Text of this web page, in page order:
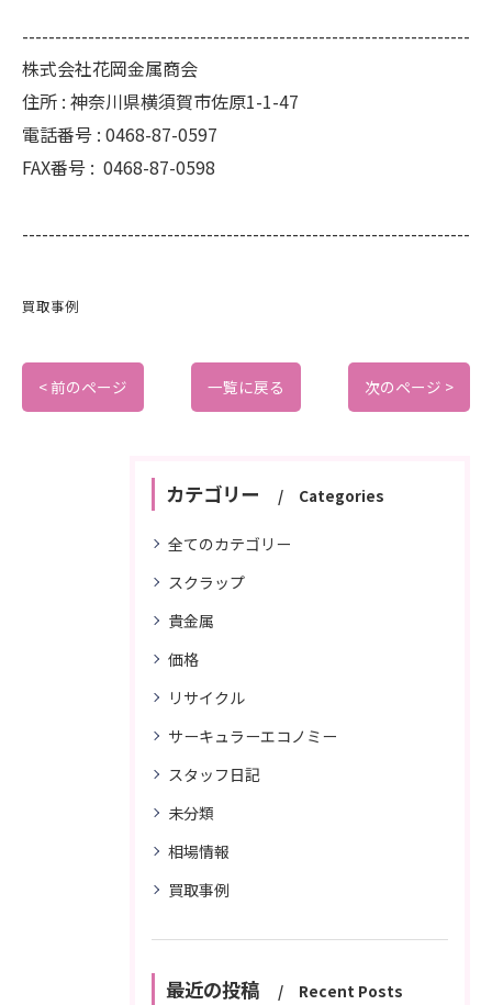
--------------------------------------------------------------------
株式会社花岡金属商会
住所 : 神奈川県横須賀市佐原1-1-47
電話番号 : 0468-87-0597
FAX番号 : 0468-87-0598
--------------------------------------------------------------------
買取事例
< 前のページ 一覧に戻る 次のページ >
カテゴリー Categories
全てのカテゴリー
スクラップ
貴金属
価格
リサイクル
サーキュラーエコノミー
スタッフ日記
未分類
相場情報
買取事例
最近の投稿 Recent Posts